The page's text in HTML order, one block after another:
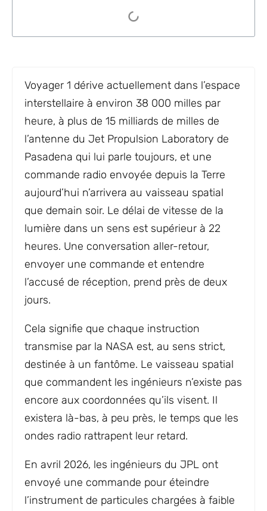
Voyager 1 dérive actuellement dans l’espace
interstellaire à environ 38 000 milles par
heure, à plus de 15 milliards de milles de
l’antenne du Jet Propulsion Laboratory de
Pasadena qui lui parle toujours, et une
commande radio envoyée depuis la Terre
aujourd’hui n’arrivera au vaisseau spatial
que demain soir. Le délai de vitesse de la
lumière dans un sens est supérieur à 22
heures. Une conversation aller-retour,
envoyer une commande et entendre
l’accusé de réception, prend près de deux
jours.
Cela signifie que chaque instruction
transmise par la NASA est, au sens strict,
destinée à un fantôme. Le vaisseau spatial
que commandent les ingénieurs n’existe pas
encore aux coordonnées qu’ils visent. Il
existera là-bas, à peu près, le temps que les
ondes radio rattrapent leur retard.
En avril 2026, les ingénieurs du JPL ont
envoyé une commande pour éteindre
l’instrument de particules chargées à faible